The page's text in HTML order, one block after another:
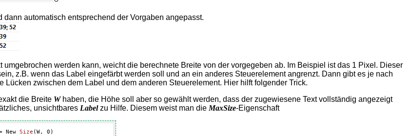
dann automatisch entsprechend der Vorgaben angepasst.
umgebrochen werden kann, weicht die berechnete Breite von der vorgegeben ab. Im Beispiel ist das 1 Pixel. Dieser
z.B. wenn das Label eingefärbt werden soll und an ein anderes Steuerelement angrenzt. Dann gibt es je nach
Lücken zwischen dem Label und dem anderen Steuerelement. Hier hilft folgender Trick.
die Breite Whaben, die Höhe soll aber so gewählt werden, dass der zugewiesene Text vollständig angezeigt
unsichtbares Labelzu Hilfe. Diesem weist man die MaxSize-Eigenschaft
New Size (W, 0 )